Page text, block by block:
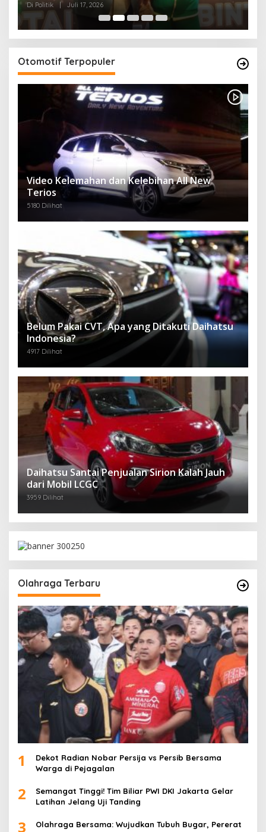
Di Politik | Juli 17, 2026
Otomotif Terpopuler
Video Kelemahan dan Kelebihan All New
Terios
5180 Dilihat
Belum Pakai CVT, Apa yang Ditakuti Daihatsu
Indonesia?
4917 Dilihat
Daihatsu Santai Penjualan Sirion Kalah Jauh
dari Mobil LCGC
3959 Dilihat
Olahraga Terbaru
1
Dekot Radian Nobar Persija vs Persib Bersama
Warga di Pejagalan
2
Semangat Tinggi! Tim Biliar PWI DKI Jakarta Gelar
Latihan Jelang Uji Tanding
3
Olahraga Bersama: Wujudkan Tubuh Bugar, Pererat